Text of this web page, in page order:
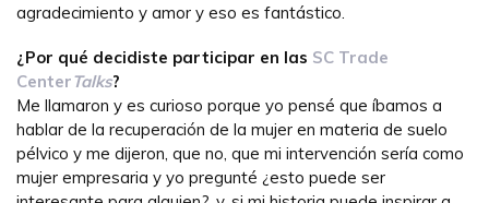
agradecimiento y amor y eso es fantástico.
¿Por qué decidiste participar en las SC Trade
CenterTalks?
Me llamaron y es curioso porque yo pensé que íbamos a
hablar de la recuperación de la mujer en materia de suelo
pélvico y me dijeron, que no, que mi intervención sería como
mujer empresaria y yo pregunté ¿esto puede ser